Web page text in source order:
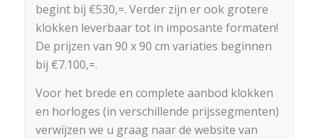
begint bij €530,=. Verder zijn er ook grotere
klokken leverbaar tot in imposante formaten!
De prijzen van 90 x 90 cm variaties beginnen
bij €7.100,=.
Voor het brede en complete aanbod klokken
en horloges (in verschillende prijssegmenten)
verwijzen we u graag naar de website van